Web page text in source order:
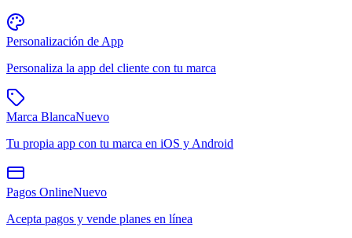
Personalización de App
Personaliza la app del cliente con tu marca
Marca BlancaNuevo
Tu propia app con tu marca en iOS y Android
Pagos OnlineNuevo
Acepta pagos y vende planes en línea